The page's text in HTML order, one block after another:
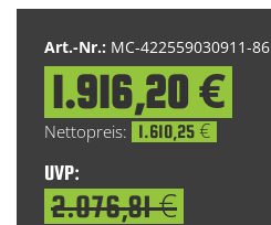
Art.-Nr.: MC-422559030911-86
Special
Price
1.916,20 €
1.610,25 €
UVP:
2.076,81 €